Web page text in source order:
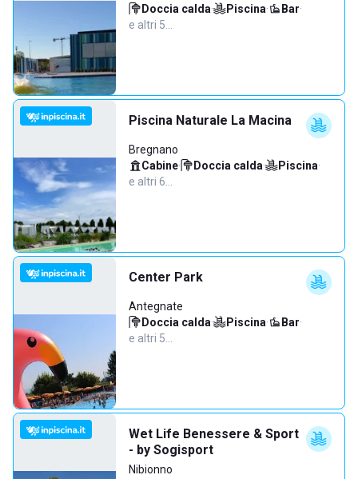
Doccia calda· Piscina· Bar·
e altri 5…
Piscina Naturale La Macina
Bregnano
Cabine· Doccia calda· Piscina·
e altri 6…
Center Park
Antegnate
Doccia calda· Piscina· Bar·
e altri 5…
Wet Life Benessere & Sport
- by Sogisport
Nibionno